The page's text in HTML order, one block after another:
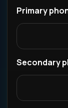
Primary
Secondary